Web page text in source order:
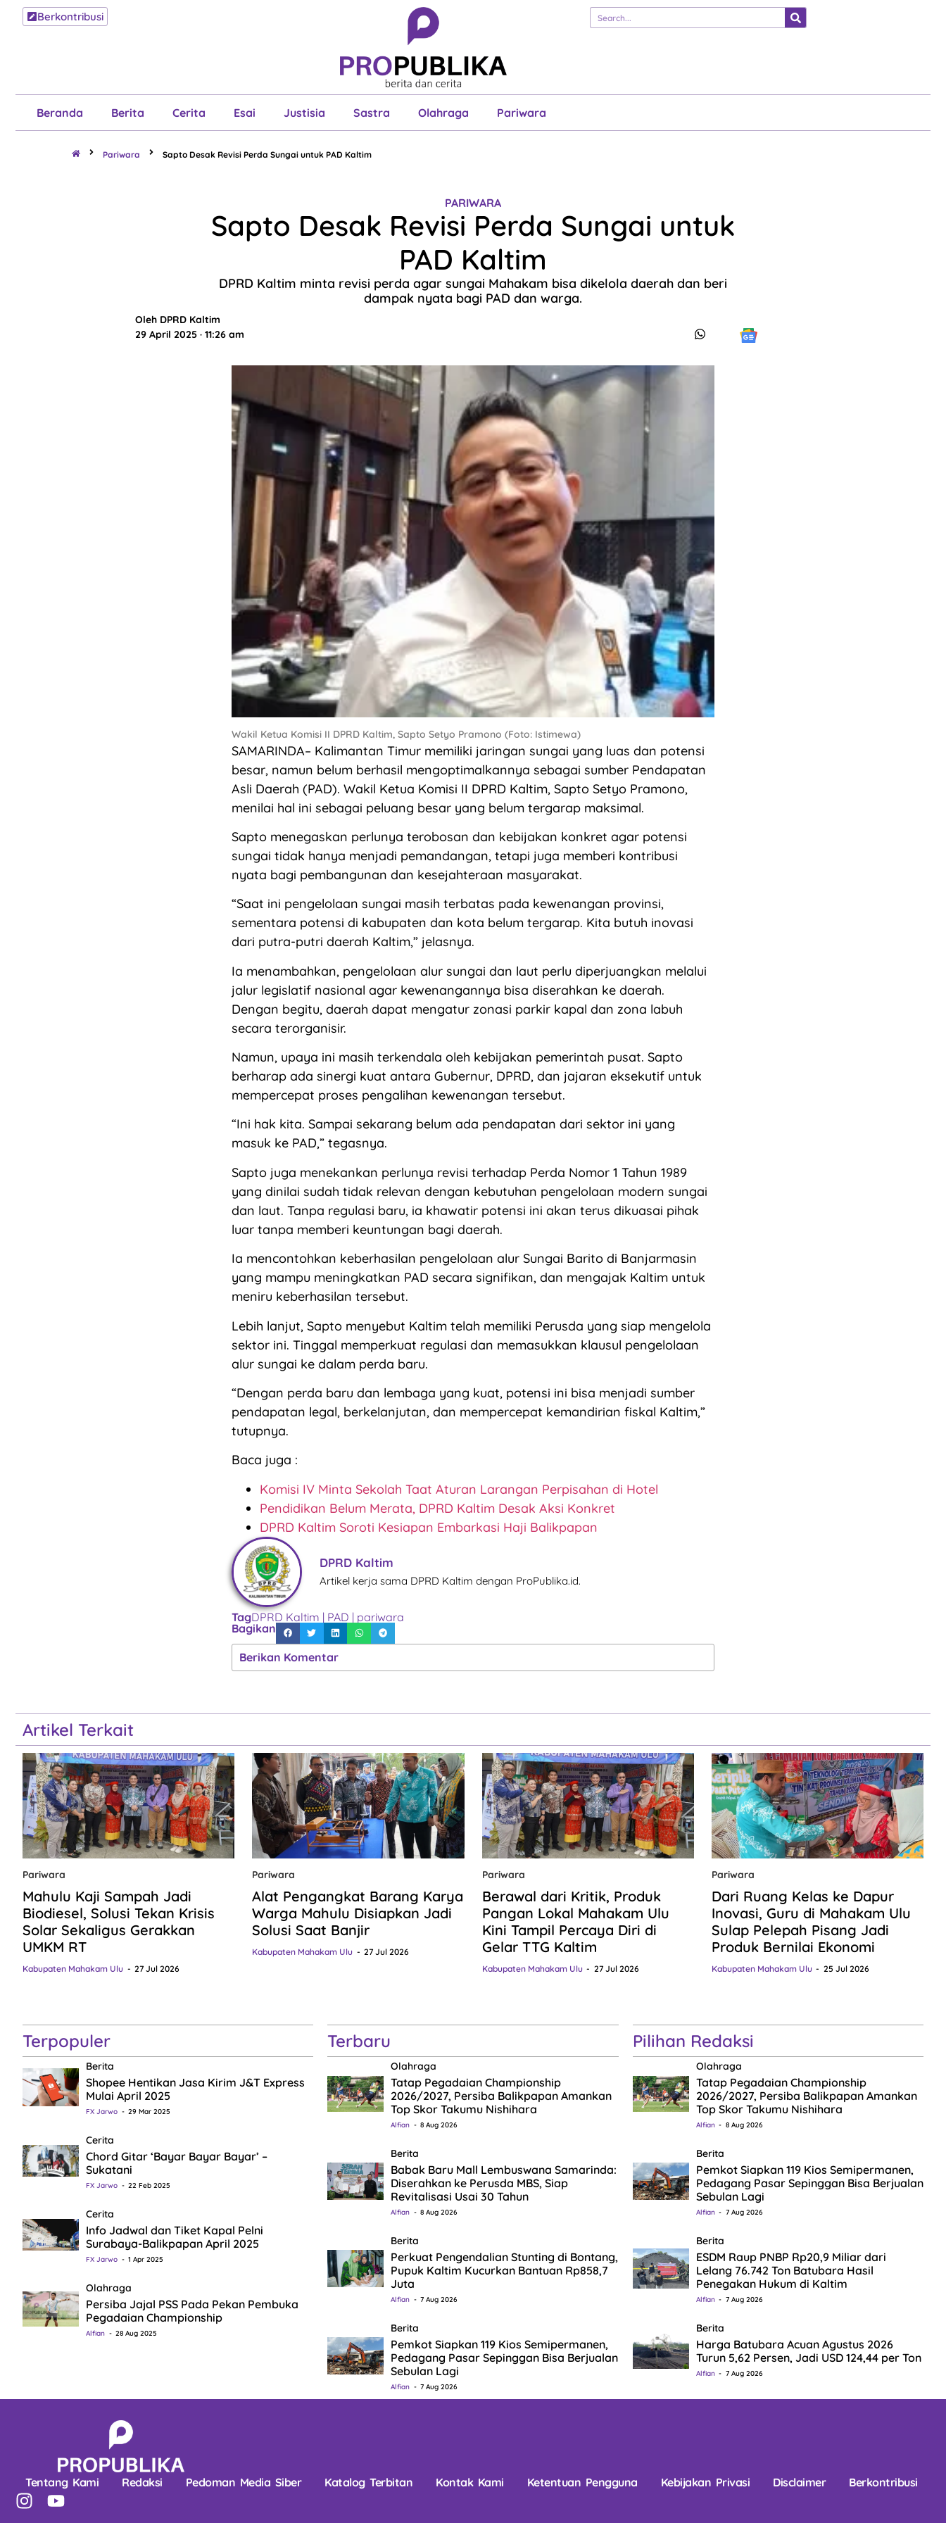
Berkontribusi
Beranda Berita Cerita Esai Justisia Sastra Olahraga Pariwara
Berita Cerita Esai Justisia
Pariwara
Pariwara Sapto Desak Revisi Perda Sungai untuk PAD Kaltim
PARIWARA
Sapto Desak Revisi Perda Sungai untuk
PAD Kaltim
DPRD Kaltim minta revisi perda agar sungai Mahakam bisa dikelola daerah dan beri
dampak nyata bagi PAD dan warga.
Oleh DPRD Kaltim
29 April 2025 · 11:26 am
Wakil Ketua Komisi II DPRD Kaltim, Sapto Setyo Pramono (Foto: Istimewa)
SAMARINDA– Kalimantan Timur memiliki jaringan sungai yang luas dan potensi
besar, namun belum berhasil mengoptimalkannya sebagai sumber Pendapatan
Asli Daerah (PAD). Wakil Ketua Komisi II DPRD Kaltim, Sapto Setyo Pramono,
menilai hal ini sebagai peluang besar yang belum tergarap maksimal.
Sapto menegaskan perlunya terobosan dan kebijakan konkret agar potensi
sungai tidak hanya menjadi pemandangan, tetapi juga memberi kontribusi
nyata bagi pembangunan dan kesejahteraan masyarakat.
“Saat ini pengelolaan sungai masih terbatas pada kewenangan provinsi,
sementara potensi di kabupaten dan kota belum tergarap. Kita butuh inovasi
dari putra-putri daerah Kaltim,” jelasnya.
Ia menambahkan, pengelolaan alur sungai dan laut perlu diperjuangkan melalui
jalur legislatif nasional agar kewenangannya bisa diserahkan ke daerah.
Dengan begitu, daerah dapat mengatur zonasi parkir kapal dan zona labuh
secara terorganisir.
Namun, upaya ini masih terkendala oleh kebijakan pemerintah pusat. Sapto
berharap ada sinergi kuat antara Gubernur, DPRD, dan jajaran eksekutif untuk
mempercepat proses pengalihan kewenangan tersebut.
“Ini hak kita. Sampai sekarang belum ada pendapatan dari sektor ini yang
masuk ke PAD,” tegasnya.
Sapto juga menekankan perlunya revisi terhadap Perda Nomor 1 Tahun 1989
yang dinilai sudah tidak relevan dengan kebutuhan pengelolaan modern sungai
dan laut. Tanpa regulasi baru, ia khawatir potensi ini akan terus dikuasai pihak
luar tanpa memberi keuntungan bagi daerah.
Ia mencontohkan keberhasilan pengelolaan alur Sungai Barito di Banjarmasin
yang mampu meningkatkan PAD secara signifikan, dan mengajak Kaltim untuk
meniru keberhasilan tersebut.
Lebih lanjut, Sapto menyebut Kaltim telah memiliki Perusda yang siap mengelola
sektor ini. Tinggal memperkuat regulasi dan memasukkan klausul pengelolaan
alur sungai ke dalam perda baru.
“Dengan perda baru dan lembaga yang kuat, potensi ini bisa menjadi sumber
pendapatan legal, berkelanjutan, dan mempercepat kemandirian fiskal Kaltim,”
tutupnya.
Baca juga :
Komisi IV Minta Sekolah Taat Aturan Larangan Perpisahan di Hotel
Pendidikan Belum Merata, DPRD Kaltim Desak Aksi Konkret
DPRD Kaltim Soroti Kesiapan Embarkasi Haji Balikpapan
DPRD Kaltim
Artikel kerja sama DPRD Kaltim dengan ProPublika.id.
TagDPRD Kaltim | PAD | pariwara
Bagikan
Berikan Komentar
Artikel Terkait
Pariwara
Mahulu Kaji Sampah Jadi
Biodiesel, Solusi Tekan Krisis
Solar Sekaligus Gerakkan
UMKM RT
Kabupaten Mahakam Ulu 27 Jul 2026
Pariwara
Alat Pengangkat Barang Karya
Warga Mahulu Disiapkan Jadi
Solusi Saat Banjir
Kabupaten Mahakam Ulu 27 Jul 2026
Pariwara
Berawal dari Kritik, Produk
Pangan Lokal Mahakam Ulu
Kini Tampil Percaya Diri di
Gelar TTG Kaltim
Kabupaten Mahakam Ulu 27 Jul 2026
Pariwara
Dari Ruang Kelas ke Dapur
Inovasi, Guru di Mahakam Ulu
Sulap Pelepah Pisang Jadi
Produk Bernilai Ekonomi
Kabupaten Mahakam Ulu 25 Jul 2026
Terpopuler
Berita
Shopee Hentikan Jasa Kirim J&T Express
Mulai April 2025
FX Jarwo 29 Mar 2025
Cerita
Chord Gitar ‘Bayar Bayar Bayar’ –
Sukatani
FX Jarwo 22 Feb 2025
Cerita
Info Jadwal dan Tiket Kapal Pelni
Surabaya-Balikpapan April 2025
FX Jarwo 1 Apr 2025
Olahraga
Persiba Jajal PSS Pada Pekan Pembuka
Pegadaian Championship
Alfian 28 Aug 2025
Terbaru
Olahraga
Tatap Pegadaian Championship
2026/2027, Persiba Balikpapan Amankan
Top Skor Takumu Nishihara
Alfian 8 Aug 2026
Berita
Babak Baru Mall Lembuswana Samarinda:
Diserahkan ke Perusda MBS, Siap
Revitalisasi Usai 30 Tahun
Alfian 8 Aug 2026
Berita
Perkuat Pengendalian Stunting di Bontang,
Pupuk Kaltim Kucurkan Bantuan Rp858,7
Juta
Alfian 7 Aug 2026
Berita
Pemkot Siapkan 119 Kios Semipermanen,
Pedagang Pasar Sepinggan Bisa Berjualan
Sebulan Lagi
Alfian 7 Aug 2026
Pilihan Redaksi
Olahraga
Tatap Pegadaian Championship
2026/2027, Persiba Balikpapan Amankan
Top Skor Takumu Nishihara
Alfian 8 Aug 2026
Berita
Pemkot Siapkan 119 Kios Semipermanen,
Pedagang Pasar Sepinggan Bisa Berjualan
Sebulan Lagi
Alfian 7 Aug 2026
Berita
ESDM Raup PNBP Rp20,9 Miliar dari
Lelang 76.742 Ton Batubara Hasil
Penegakan Hukum di Kaltim
Alfian 7 Aug 2026
Berita
Harga Batubara Acuan Agustus 2026
Turun 5,62 Persen, Jadi USD 124,44 per Ton
Alfian 7 Aug 2026
Tentang Kami Redaksi Pedoman Media Siber Katalog Terbitan Kontak Kami Ketentuan Pengguna Kebijakan Privasi Disclaimer Berkontribusi